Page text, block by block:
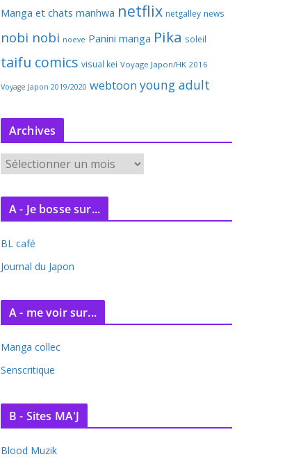
Manga et chats manhwa netflix netgalley news
nobi nobi noeve Panini manga Pika soleil
taifu comics visual kei Voyage Japon/HK 2016
Voyage Japon 2019/2020 webtoon young adult
Archives
r
c
v
e
A - Je bosse sur...
BL café
Journal du Japon
A - me voir sur...
Manga collec
Senscritique
B - Sites MA'J
Blood Muzik